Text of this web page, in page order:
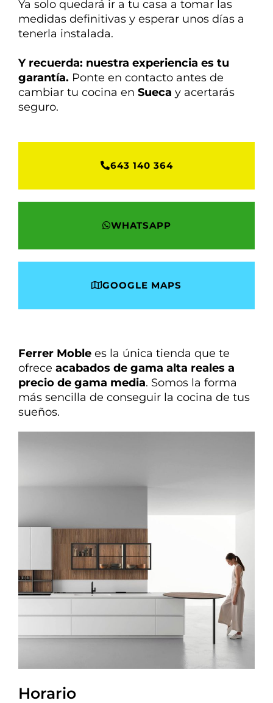
Ya solo quedará ir a tu casa a tomar las
medidas definitivas y esperar unos días a
tenerla instalada.
Y recuerda: nuestra experiencia es tu
garantía. Ponte en contacto antes de
cambiar tu cocina en Sueca y acertarás
seguro.
643 140 364
WHATSAPP
GOOGLE MAPS
Ferrer Moble es la única tienda que te
ofrece acabados de gama alta reales a
precio de gama media. Somos la forma
más sencilla de conseguir la cocina de tus
sueños.
Horario